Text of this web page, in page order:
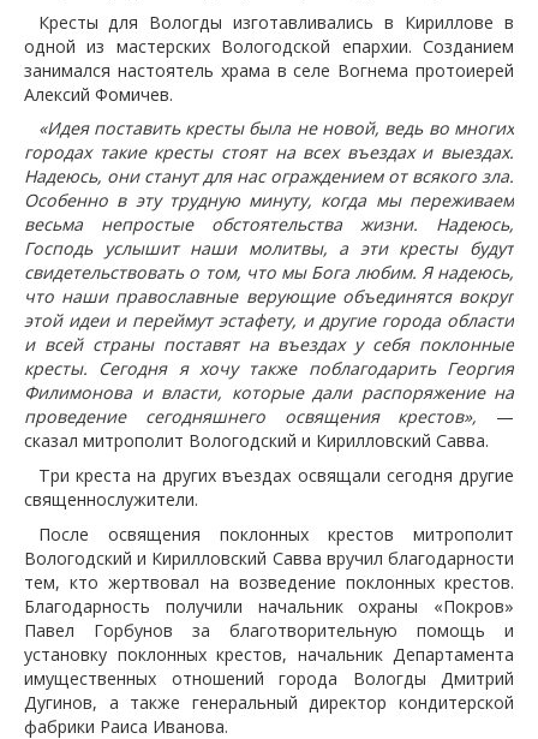
Кресты для Вологды изготавливались в Кириллове в
одной из мастерских Вологодской епархии. Созданием
занимался настоятель храма в селе Вогнема протоиерей
Алексий Фомичев.
«Идея поставить кресты была не новой, ведь во многих
городах такие кресты стоят на всех въездах и выездах.
Надеюсь, они станут для нас ограждением от всякого зла.
Особенно в эту трудную минуту, когда мы переживаем
весьма непростые обстоятельства жизни. Надеюсь,
Господь услышит наши молитвы, а эти кресты будут
свидетельствовать о том, что мы Бога любим. Я надеюсь,
что наши православные верующие объединятся вокруг
этой идеи и переймут эстафету, и другие города области
и всей страны поставят на въездах у себя поклонные
кресты. Сегодня я хочу также поблагодарить Георгия
Филимонова и власти, которые дали распоряжение на
проведение сегодняшнего освящения крестов», —
сказал митрополит Вологодский и Кирилловский Савва.
Три креста на других въездах освящали сегодня другие
священнослужители.
После освящения поклонных крестов митрополит
Вологодский и Кирилловский Савва вручил благодарности
тем, кто жертвовал на возведение поклонных крестов.
Благодарность получили начальник охраны «Покров»
Павел Горбунов за благотворительную помощь и
установку поклонных крестов, начальник Департамента
имущественных отношений города Вологды Дмитрий
Дугинов, а также генеральный директор кондитерской
фабрики Раиса Иванова.